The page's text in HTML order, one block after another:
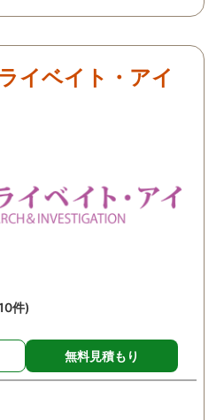
身体
為に
！ …
イベイト・アイ
件)
無料見積もり